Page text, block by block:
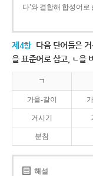
다’와 결합해 합성어로
제4항 다음 단어들은
을 표준어로 삼고, ㄴ을
ㄱ
가을-갈이
거시기
분침
해설